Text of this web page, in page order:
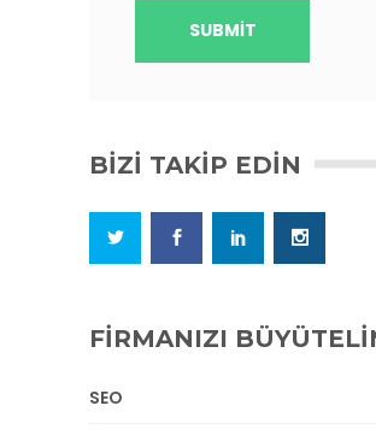
BIZI TAKIP EDIN
FIRMANIZI
SEO